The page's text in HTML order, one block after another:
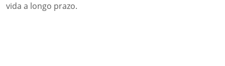
vida a longo prazo.